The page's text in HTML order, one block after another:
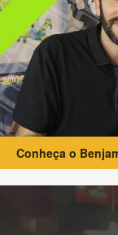
Conheça o